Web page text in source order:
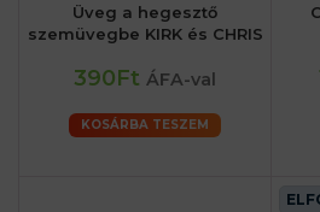
Üveg a hegesztő
szemüvegbe KIRK és CHRIS
390Ft ÁFA-val
KOSÁRBA TESZEM